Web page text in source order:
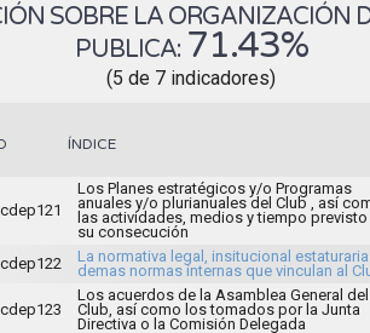
SOBRE LA ORGANIZACIÓN
PUBLICA: 71.43%
(5 de 7 indicadores)
ÍNDICE
Los Planes estratégicos y/o Programas
anuales y/o plurianuales del Club , así
las actividades, medios y tiempo previsto
su consecución
La normativa legal, insitucional
demas normas internas que vinculan al
Los acuerdos de la Asamblea General del
Club, así como los tomados por la Junta
Directiva o la Comisión Delegada